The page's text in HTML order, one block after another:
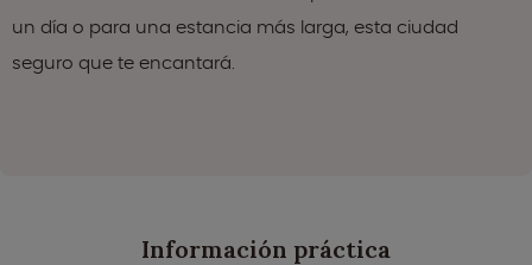
un día o para una estancia más larga, esta ciudad
seguro que te encantará.
Información práctica